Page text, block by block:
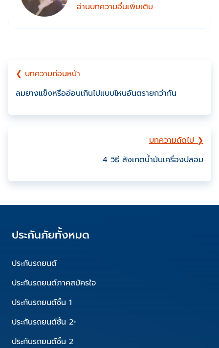
อ่านบทความอื่นเพิ่มเติม
❮ บทความก่อนหน้า
ลมยางแข็งหรืออ่อนเกินไปแบบไหนอันตรายกว่ากัน
บทความถัดไป ❯
4 วิธี สังเกตน้ำมันเครื่องปลอม
ประกันภัยทั้งหมด
ประกันรถยนต์
ประกันรถยนต์ภาคสมัครใจ
ประกันรถยนต์ชั้น 1
ประกันรถยนต์ชั้น 2+
ประกันรถยนต์ชั้น 2